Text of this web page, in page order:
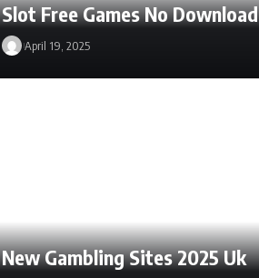
Slot Free Games No Download
April 19, 2025
New Gambling Sites 2025 Uk